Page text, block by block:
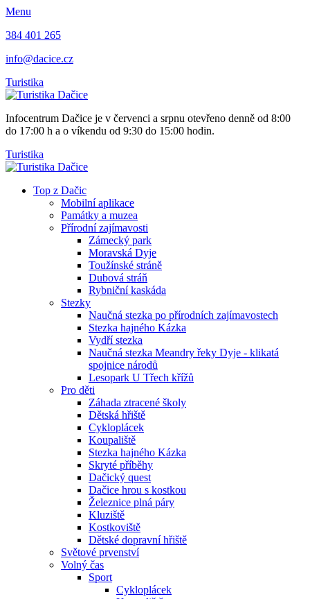
Menu
384 401 265
info@dacice.cz
Turistika
Infocentrum Dačice je v červenci a srpnu otevřeno denně od 8:00
do 17:00 h a o víkendu od 9:30 do 15:00 hodin.
Turistika
Top z Dačic
Mobilní aplikace
Památky a muzea
Přírodní zajímavosti
Zámecký park
Moravská Dyje
Toužínské stráně
Dubová stráň
Rybniční kaskáda
Stezky
Naučná stezka po přírodních zajímavostech
Stezka hajného Kázka
Vydří stezka
Naučná stezka Meandry řeky Dyje - klikatá
spojnice národů
Lesopark U Třech křížů
Pro děti
Záhada ztracené školy
Dětská hřiště
Cykloplácek
Koupaliště
Stezka hajného Kázka
Skryté příběhy
Dačický quest
Dačice hrou s kostkou
Železnice plná páry
Kluziště
Kostkoviště
Dětské dopravní hřiště
Světové prvenství
Volný čas
Sport
Cykloplácek